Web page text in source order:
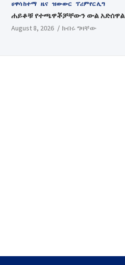
ሀዋሳ ከተማ ዜና ዝውውር ፕሪምየር ሊግ
ሐይቆቹ የተጫዋቾቻቸውን ውል አድሰዋል
August 8, 2026 ክብሩ ግዛቸው